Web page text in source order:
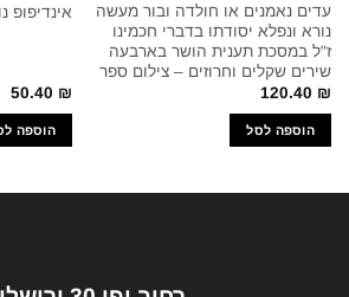
עדים נאמנים או חולדה ובור מעשה
נורא ונפלא יסודתו בדברי חכמינו
ז"ל במסכת תענית הושר בארבעה
שירים שקלים וחרוזים – צילום ספר
120.40 ₪
הוספה לסל
אינדיפופ
50.40 ₪
הוספה